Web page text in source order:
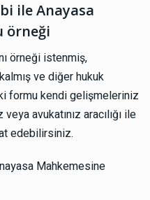
ile Anayasa
örneği
örneği istenmiş,
ve diğer hukuk
formu kendi gelişmeleriniz
avukatınız aracılığı ile
edebilirsiniz.